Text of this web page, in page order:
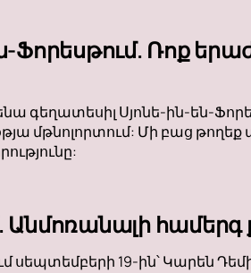
Ֆորեսթում. Ռոք
գեղատեսիլ Սյոնե-ին-են-
մթնոլորտում: Մի բաց
Անմոռանալի
սեպտեմբերի 19-ին՝ Կարեն